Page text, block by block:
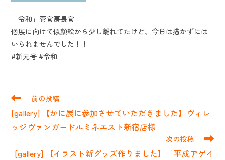
「令和」菅官房長官
個展に向けて似顔絵から少し離れてたけど、今日は描かずには
いられませんでした！！
#新元号 #令和
そ
他
の
を
前の投稿
[gallery] 【かに展に参加させていただきました】ヴィレ
ッジヴァンガードルミネエスト新宿店様
次の投稿
[gallery] 【イラスト新グッズ作りました】「平成アゲイ